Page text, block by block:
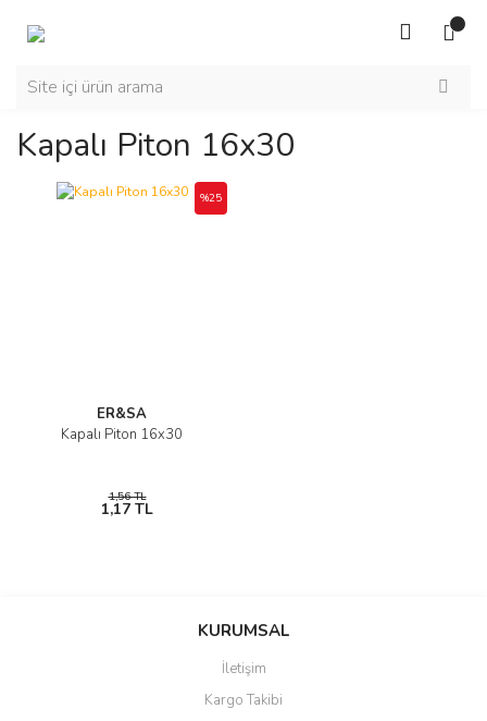
Kapalı Piton 16x30
ER&SA
Kapalı Piton 16x30
%25
1,56 TL
1,17 TL
KURUMSAL
İletişim
Kargo Takibi